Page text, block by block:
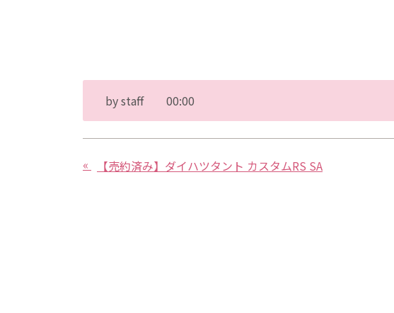
bystaff 00:00
« 【売約済み】ダイハツタント カスタムRS SA